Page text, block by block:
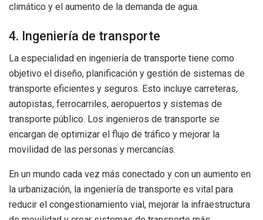
climático y el aumento de la demanda de agua.
4. Ingeniería de transporte
La especialidad en ingeniería de transporte tiene como
objetivo el diseño, planificación y gestión de sistemas de
transporte eficientes y seguros. Esto incluye carreteras,
autopistas, ferrocarriles, aeropuertos y sistemas de
transporte público. Los ingenieros de transporte se
encargan de optimizar el flujo de tráfico y mejorar la
movilidad de las personas y mercancías.
En un mundo cada vez más conectado y con un aumento en
la urbanización, la ingeniería de transporte es vital para
reducir el congestionamiento vial, mejorar la infraestructura